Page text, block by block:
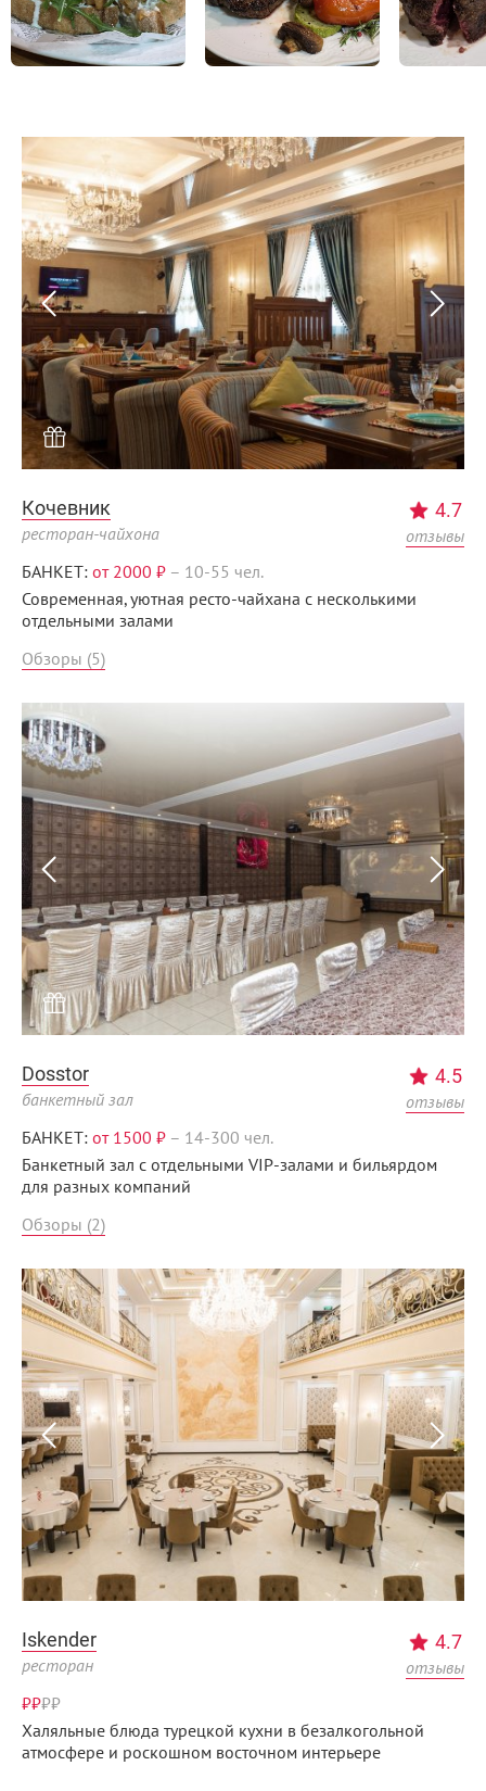
Menunsk.ru
Кочевник
ресторан-чайхона
4.7
отзывы
БАНКЕТ: от 2000 ₽ – 10-55 чел.
Современная, уютная ресто-чайхана с несколькими
отдельными залами
Обзоры (5)
Dosstor
банкетный зал
4.5
отзывы
БАНКЕТ: от 1500 ₽ – 14-300 чел.
Банкетный зал с отдельными VIP-залами и бильярдом
для разных компаний
Обзоры (2)
Iskender
ресторан
4.7
отзывы
₽₽₽₽
Халяльные блюда турецкой кухни в безалкогольной
атмосфере и роскошном восточном интерьере